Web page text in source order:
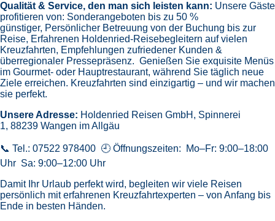
Qualität & Service, den man sich leisten kann: Unsere Gäste
profitieren von: Sonderangeboten bis zu 50 %
günstiger, Persönlicher Betreuung von der Buchung bis zur
Reise, Erfahrenen Holdenried-Reisebegleitern auf vielen
Kreuzfahrten, Empfehlungen zufriedener Kunden &
überregionaler Pressepräsenz. Genießen Sie exquisite Menüs
im Gourmet- oder Hauptrestaurant, während Sie täglich neue
Ziele erreichen. Kreuzfahrten sind einzigartig – und wir machen
sie perfekt.
Unsere Adresse: Holdenried Reisen GmbH, Spinnerei
1, 88239 Wangen im Allgäu
📞 Tel.: 07522 978400 🕘 Öffnungszeiten: Mo–Fr: 9:00–18:00
Uhr Sa: 9:00–12:00 Uhr
Damit Ihr Urlaub perfekt wird, begleiten wir viele Reisen
persönlich mit erfahrenen Kreuzfahrtexperten – von Anfang bis
Ende in besten Händen.